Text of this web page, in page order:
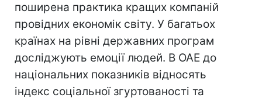
поширена практика кращих компаній
провідних економік світу. У багатьох
країнах на рівні державних програм
досліджують емоції людей. В ОАЕ до
національних показників відносять
індекс соціальної згуртованості та